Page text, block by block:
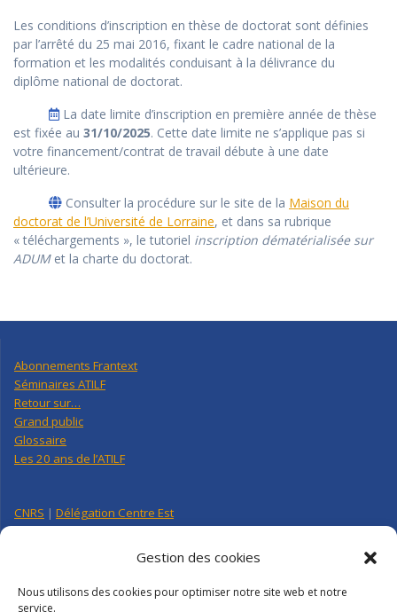
Gestion des cookies
Nous utilisons des cookies pour optimiser notre site web et notre
service.
Les conditions d’inscription en thèse de doctorat sont définies
par l’arrêté du 25 mai 2016, fixant le cadre national de la
formation et les modalités conduisant à la délivrance du
diplôme national de doctorat.
La date limite d’inscription en première année de thèse
est fixée au 31/10/2025. Cette date limite ne s’applique pas si
votre financement/contrat de travail débute à une date
ultérieure.
Consulter la procédure sur le site de la Maison du
doctorat de l’Université de Lorraine, et dans sa rubrique
« téléchargements », le tutoriel inscription dématérialisée sur
ADUMet la charte du doctorat.
Abonnements Frantext
Séminaires ATILF
Retour sur…
Grand public
Glossaire
Les 20 ans de l’ATILF
CNRS | Délégation Centre Est
Université de Lorraine
CNRS Hebdo Centre-Est